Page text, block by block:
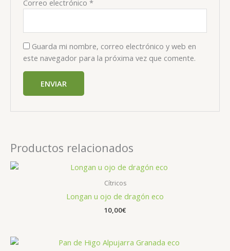
Correo electrónico*
Guarda mi nombre, correo electrónico y web en
este navegador para la próxima vez que comente.
Productos relacionados
Cítricos
Longan u ojo de dragón eco
10,00€